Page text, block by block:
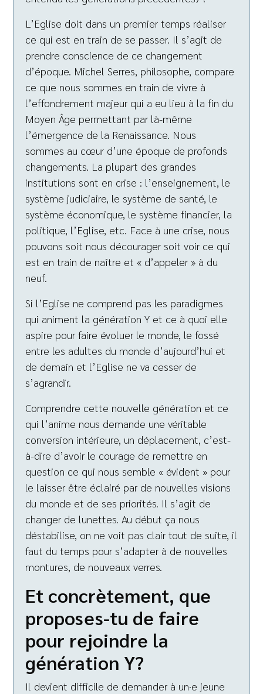
L’Eglise doit dans un premier temps réaliser
ce qui est en train de se passer. Il s’agit de
prendre conscience de ce changement
d’époque. Michel Serres, philosophe, compare
ce que nous sommes en train de vivre à
l’effondrement majeur qui a eu lieu à la fin du
Moyen Âge permettant par là-même
l’émergence de la Renaissance. Nous
sommes au cœur d’une époque de profonds
changements. La plupart des grandes
institutions sont en crise : l’enseignement, le
système judiciaire, le système de santé, le
système économique, le système financier, la
politique, l’Eglise, etc. Face à une crise, nous
pouvons soit nous décourager soit voir ce qui
est en train de naître et « d’appeler » à du
neuf.
Si l’Eglise ne comprend pas les paradigmes
qui animent la génération Y et ce à quoi elle
aspire pour faire évoluer le monde, le fossé
entre les adultes du monde d’aujourd’hui et
de demain et l’Eglise ne va cesser de
s’agrandir.
Comprendre cette nouvelle génération et ce
qui l’anime nous demande une véritable
conversion intérieure, un déplacement, c’est-
à-dire d’avoir le courage de remettre en
question ce qui nous semble « évident » pour
le laisser être éclairé par de nouvelles visions
du monde et de ses priorités. Il s’agit de
changer de lunettes. Au début ça nous
déstabilise, on ne voit pas clair tout de suite, il
faut du temps pour s’adapter à de nouvelles
montures, de nouveaux verres.
Et concrètement, que
proposes-tu de faire
pour rejoindre la
génération Y?
Il devient difficile de demander à un·e jeune